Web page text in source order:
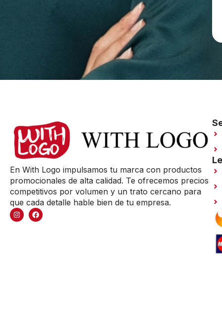
En With Logo impulsamos tu marca con productos
promocionales de alta calidad. Te ofrecemos precios
competitivos por volumen y un trato cercano para
que cada detalle hable bien de tu empresa.